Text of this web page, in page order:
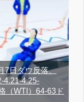
7日ダウ反落、
4.21-4.25-
（WTI）64-63ド